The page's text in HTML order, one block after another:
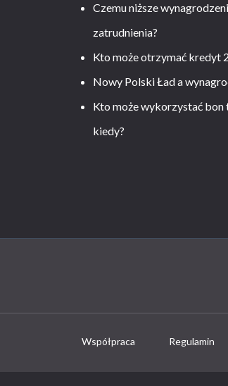
Czemu niższe
zatrudnienia?
Kto może otrzymać kredyt
Nowy Polski Ład a
Kto może wykorzystać bon
kiedy?
Współpraca Regulamin